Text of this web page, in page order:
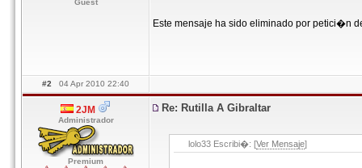
Guest
Este mensaje ha sido eliminado por petici�n
#2 04 Apr 2010 22:40
2JM
Administrador
Premium
Re: Rutilla A Gibraltar
lolo33 Escribi�: [Ver Mensaje]